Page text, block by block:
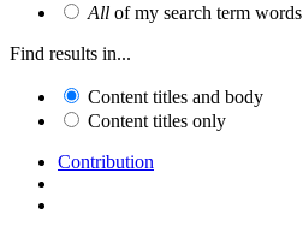
All of my search term words
Find results in...
Content titles and body
Content titles only
Contribution